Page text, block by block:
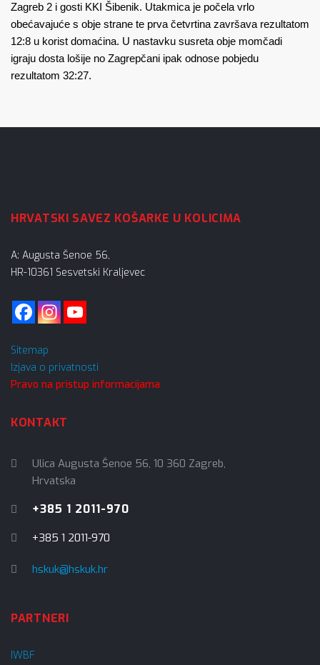
Zagreb 2 i gosti KKI Šibenik. Utakmica je počela vrlo
obećavajuće s obje strane te prva četvrtina završava rezultatom
12:8 u korist domaćina. U nastavku susreta obje momčadi
igraju dosta lošije no Zagrepčani ipak odnose pobjedu
rezultatom 32:27.
HRVATSKI SAVEZ KOŠARKE U KOLICIMA
A: Augusta Šenoe 56,
HR-10361 Sesvetski Kraljevec
Sitemap
Izjava o privatnosti
Pravo na pristup informacijama
KONTAKT
Ulica Augusta Šenoe 56, 10 360 Zagreb,
Hrvatska
+385 1 2011-970
+385 1 2011-970
hskuk@hskuk.hr
PARTNERI
IWBF